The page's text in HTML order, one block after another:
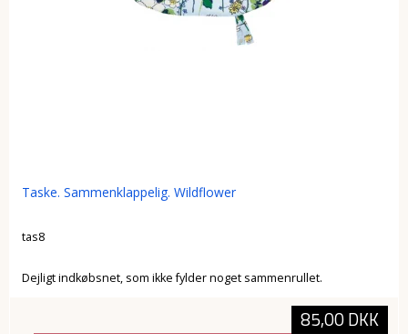
Taske. Sammenklappelig. Wildflower
tas8
Dejligt indkøbsnet, som ikke fylder noget sammenrullet.
85,00 DKK